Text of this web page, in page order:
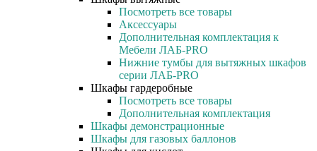
Посмотреть все товары
Аксессуары
Дополнительная комплектация к
Мебели ЛАБ-PRO
Нижние тумбы для вытяжных шкафов
серии ЛАБ-PRO
Шкафы гардеробные
Посмотреть все товары
Дополнительная комплектация
Шкафы демонстрационные
Шкафы для газовых баллонов